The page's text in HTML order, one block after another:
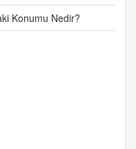
Konumu Nedir?